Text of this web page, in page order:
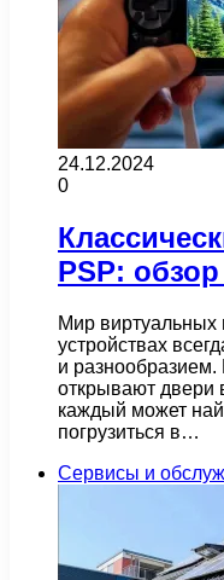
24.12.2024
0
PSP:
Мир виртуальных
устройствах
и
открывают двери
каждый может
погрузиться в…
Сервисы и